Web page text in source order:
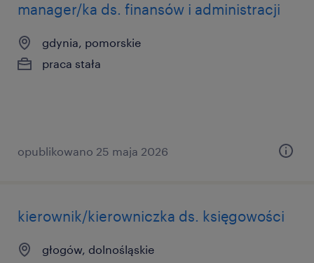
manager/ka ds. finansów i administracji
gdynia, pomorskie
praca stała
opublikowano 25 maja 2026
kierownik/kierowniczka ds. księgowości
głogów, dolnośląskie